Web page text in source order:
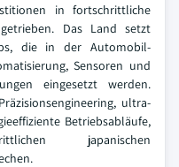
in fortschrittliche
Das Land setzt
die in der Automobil-
Sensoren und
eingesetzt werden.
ultra-
Betriebsabläufe,
japanischen